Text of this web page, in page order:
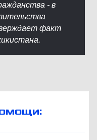
- в
факт